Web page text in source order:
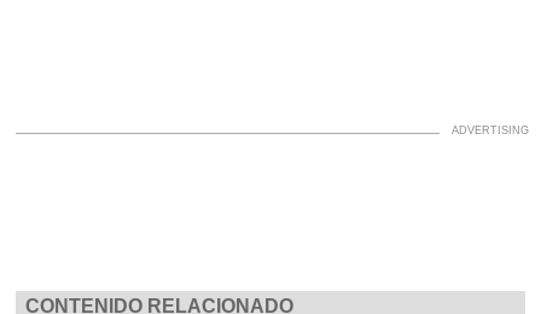
CONTENIDO RELACIONADO